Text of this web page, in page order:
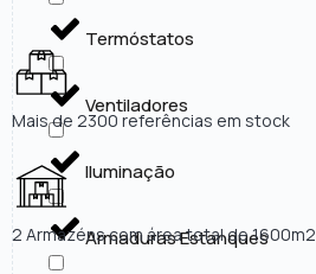
Termóstatos
Ventiladores
Iluminação
Armaduras Estanques
Mais de 2300 referências em stock
2 Armazéns com área total de 1600m2